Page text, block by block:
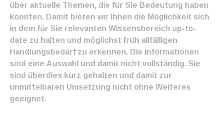
über aktuelle Themen, die für Sie Bedeutung haben
könnten. Damit bieten wir Ihnen die Möglichkeit sich
in dem für Sie relevanten Wissensbereich up-to-
date zu halten und möglichst früh allfälligen
Handlungsbedarf zu erkennen. Die Informationen
sind eine Auswahl und damit nicht vollständig. Sie
sind überdies kurz gehalten und damit zur
unmittelbaren Umsetzung nicht ohne Weiteres
geeignet.